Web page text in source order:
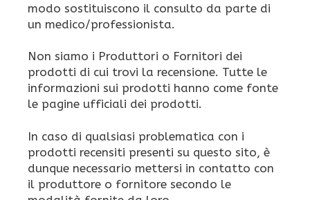
modo sostituiscono il consulto da parte di
un medico/professionista.
Non siamo i Produttori o Fornitori dei
prodotti di cui trovi la recensione. Tutte le
informazioni sui prodotti hanno come fonte
le pagine ufficiali dei prodotti.
In caso di qualsiasi problematica con i
prodotti recensiti presenti su questo sito, è
dunque necessario mettersi in contatto con
il produttore o fornitore secondo le